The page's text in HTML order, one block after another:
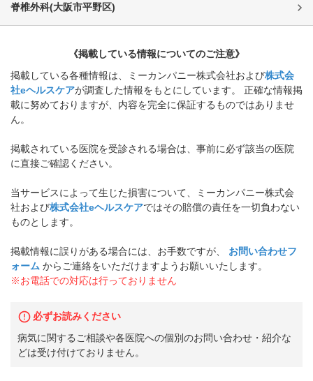
脊椎外科(大阪市平野区)
《掲載している情報についてのご注意》
掲載している各種情報は、ミーカンパニー株式会社および株式会
社eヘルスケアが調査した情報をもとにしています。 正確な情報掲
載に努めておりますが、内容を完全に保証するものではありませ
ん。
掲載されている医院を受診される場合は、事前に必ず該当の医院
に直接ご確認ください。
当サービスによって生じた損害について、ミーカンパニー株式会
社および株式会社eヘルスケアではその賠償の責任を一切負わない
ものとします。
掲載情報に誤りがある場合には、お手数ですが、
お問い合わせフ
ォーム からご連絡をいただけますようお願いいたします。
※お電話での対応は行っておりません
必ずお読みください
病気に関するご相談や各医院への個別のお問い合わせ・紹介な
どは受け付けておりません。